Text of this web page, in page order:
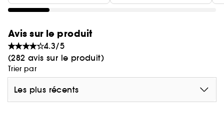
Avis sur le produit
4.3/5
(282 avis sur le produit)
Trier par
Les plus récents